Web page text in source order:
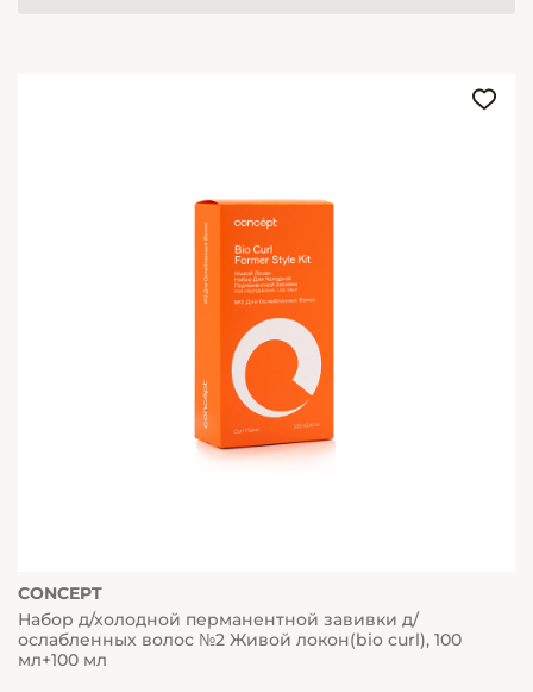
CONCEPT
Набор д/холодной перманентной завивки д/
ослабленных волос №2 Живой локон(bio curl), 100
мл+100 мл